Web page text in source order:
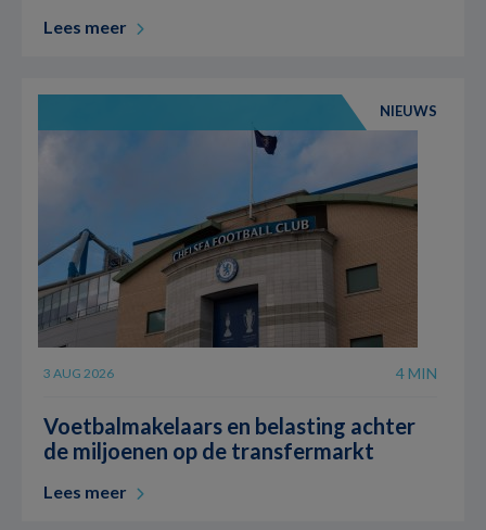
Lees meer
NIEUWS
3 AUG 2026 4 MIN
Voetbalmakelaars en belasting achter
de miljoenen op de transfermarkt
Lees meer